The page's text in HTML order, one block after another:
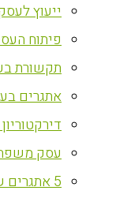
ייעוץ
פיתוח
תקשורת
אתגרים
עסק
5 אתגרים של עסקים משפחתיים